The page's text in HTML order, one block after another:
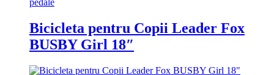
pedale
Bicicleta pentru Copii Leader Fox
BUSBY Girl 18″